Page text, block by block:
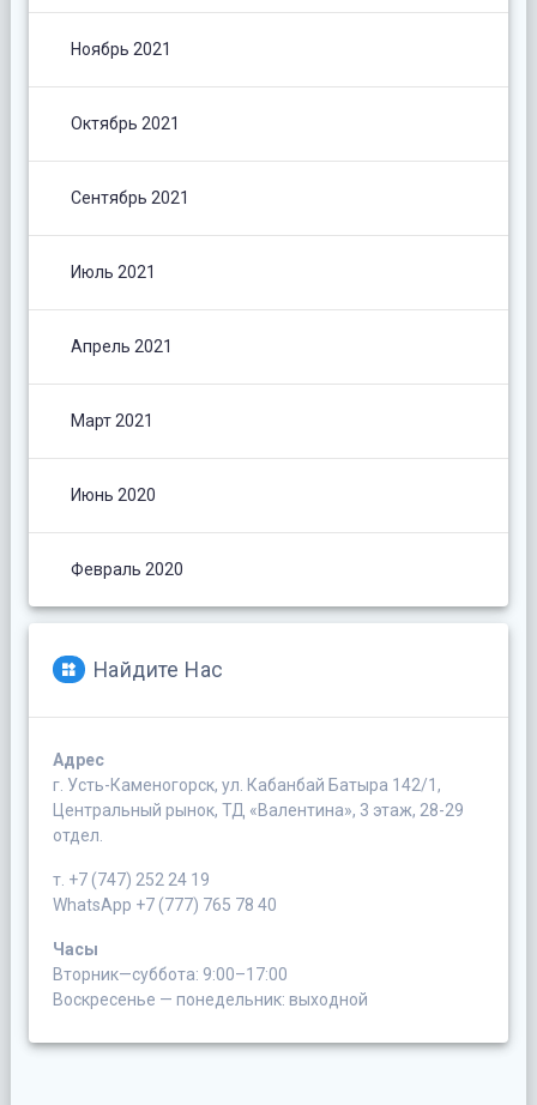
Ноябрь 2021
Октябрь 2021
Сентябрь 2021
Июль 2021
Апрель 2021
Март 2021
Июнь 2020
Февраль 2020
Найдите Нас
Адрес
г. Усть-Каменогорск, ул. Кабанбай Батыра 142/1,
Центральный рынок, ТД «Валентина», 3 этаж, 28-29
отдел.
т. +7 (747) 252 24 19
WhatsApp +7 (777) 765 78 40
Часы
Вторник—суббота: 9:00–17:00
Воскресенье — понедельник: выходной